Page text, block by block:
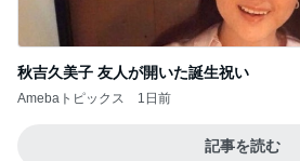
秋吉久美子 友人が開いた誕生祝い
Amebaトピックス 1日前
記事を読む